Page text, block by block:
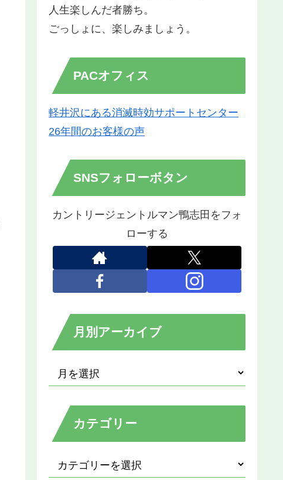
人生楽しんだ者勝ち。
ごっしょに、楽しみましょう。
PACオフィス
軽井沢にある消滅時効サポートセンター
26年間のお客様の声
SNSフォローボタン
カントリージェントルマン鴨志田をフォ
ローする
月別アーカイブ
カテゴリー